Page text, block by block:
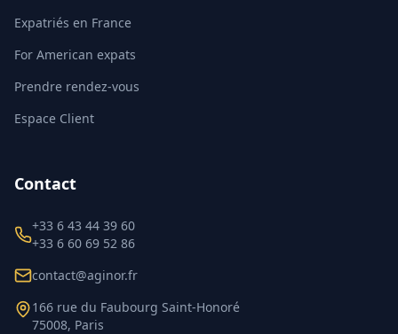
Expatriés en France
For American expats
Prendre rendez-vous
Espace Client
Contact
+33 6 43 44 39 60
+33 6 60 69 52 86
contact@aginor.fr
166 rue du Faubourg Saint-Honoré
75008, Paris